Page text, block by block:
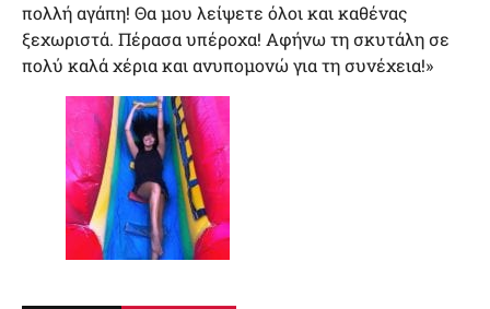
πολλή αγάπη! Θα μου λείψετε όλοι και καθένας
ξεχωριστά. Πέρασα υπέροχα! Αφήνω τη σκυτάλη σε
πολύ καλά χέρια και ανυπομονώ για τη συνέχεια!»